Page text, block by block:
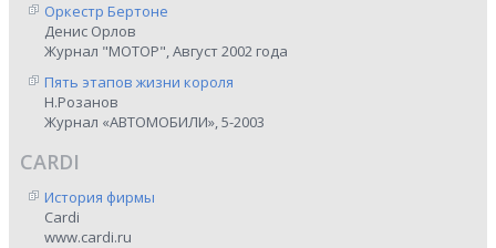
Оркестр Бертоне
Денис Орлов
Журнал "МОТОР", Август 2002 года
Пять этапов жизни короля
Н.Розанов
Журнал «АВТОМОБИЛИ», 5-2003
CARDI
История фирмы
Cardi
www.cardi.ru